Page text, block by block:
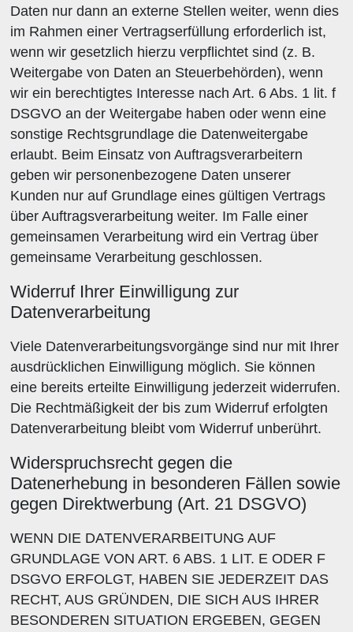
Daten nur dann an externe Stellen weiter, wenn dies
im Rahmen einer Vertragserfüllung erforderlich ist,
wenn wir gesetzlich hierzu verpflichtet sind (z. B.
Weitergabe von Daten an Steuerbehörden), wenn
wir ein berechtigtes Interesse nach Art. 6 Abs. 1 lit. f
DSGVO an der Weitergabe haben oder wenn eine
sonstige Rechtsgrundlage die Datenweitergabe
erlaubt. Beim Einsatz von Auftragsverarbeitern
geben wir personenbezogene Daten unserer
Kunden nur auf Grundlage eines gültigen Vertrags
über Auftragsverarbeitung weiter. Im Falle einer
gemeinsamen Verarbeitung wird ein Vertrag über
gemeinsame Verarbeitung geschlossen.
Widerruf Ihrer Einwilligung zur
Datenverarbeitung
Viele Datenverarbeitungsvorgänge sind nur mit Ihrer
ausdrücklichen Einwilligung möglich. Sie können
eine bereits erteilte Einwilligung jederzeit widerrufen.
Die Rechtmäßigkeit der bis zum Widerruf erfolgten
Datenverarbeitung bleibt vom Widerruf unberührt.
Widerspruchsrecht gegen die
Datenerhebung in besonderen Fällen sowie
gegen Direktwerbung (Art. 21 DSGVO)
WENN DIE DATENVERARBEITUNG AUF
GRUNDLAGE VON ART. 6 ABS. 1 LIT. E ODER F
DSGVO ERFOLGT, HABEN SIE JEDERZEIT DAS
RECHT, AUS GRÜNDEN, DIE SICH AUS IHRER
BESONDEREN SITUATION ERGEBEN, GEGEN